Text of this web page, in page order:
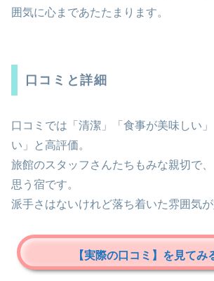
囲気に心まであたたまります。
口コミと詳細
口コミでは「清潔」「食事が美味しい
い」と高評価。
旅館のスタッフさんたちもみな親切で
思う宿です。
派手さはないけれど落ち着いた雰囲気が
【実際の口コミ】を見てみ